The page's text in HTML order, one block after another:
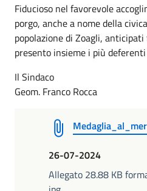
Fiducioso nel favorevole
porgo, anche a nome della
popolazione di Zoagli,
presento insieme i più
Il Sindaco
Geom. Franco Rocca
26-07-2024
Allegato 28.88 KB